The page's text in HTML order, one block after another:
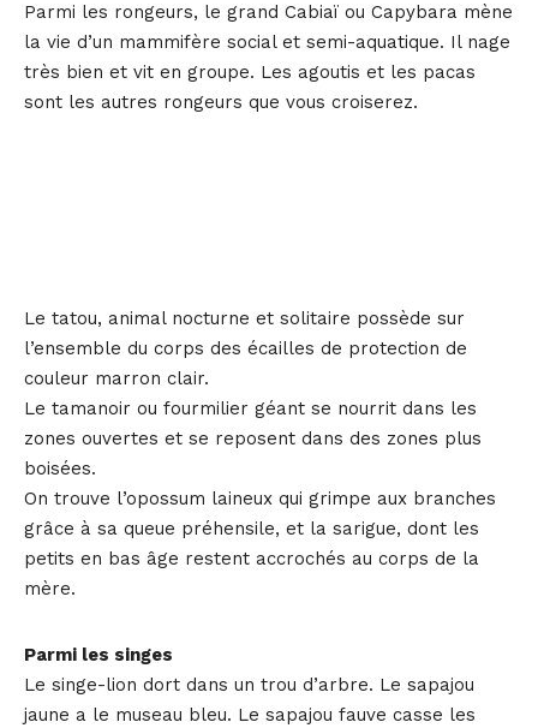
Parmi les rongeurs, le grand Cabiaï ou Capybara mène
la vie d’un mammifère social et semi-aquatique. Il nage
très bien et vit en groupe. Les agoutis et les pacas
sont les autres rongeurs que vous croiserez.
Le tatou, animal nocturne et solitaire possède sur
l’ensemble du corps des écailles de protection de
couleur marron clair.
Le tamanoir ou fourmilier géant se nourrit dans les
zones ouvertes et se reposent dans des zones plus
boisées.
On trouve l’opossum laineux qui grimpe aux branches
grâce à sa queue préhensile, et la sarigue, dont les
petits en bas âge restent accrochés au corps de la
mère.
Parmi les singes
Le singe-lion dort dans un trou d’arbre. Le sapajou
jaune a le museau bleu. Le sapajou fauve casse les